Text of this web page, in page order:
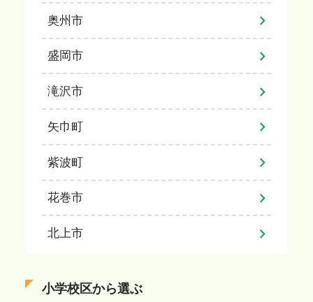
奥州市
盛岡市
滝沢市
矢巾町
紫波町
花巻市
北上市
小学校区から選ぶ